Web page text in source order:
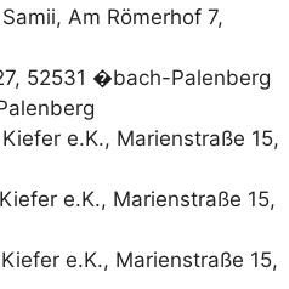
Am Römerhof 7,
52531 �bach-Palenberg
e.K., Marienstraße 15,
e.K., Marienstraße 15,
e.K., Marienstraße 15,